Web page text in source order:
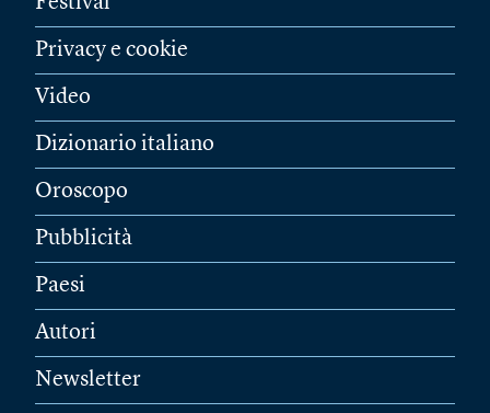
Privacy e cookie
Video
Dizionario italiano
Oroscopo
Pubblicità
Paesi
Autori
Newsletter